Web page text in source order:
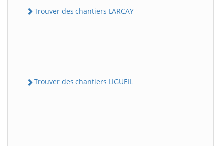
Trouver des chantiers LARCAY
Trouver des chantiers LIGUEIL